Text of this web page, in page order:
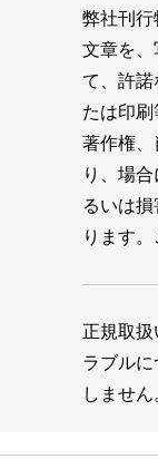
弊社刊行
文章を、
て、許諾
たは印
著作権、
り、場
るいは
ります。
正規取扱
ラブル
しません